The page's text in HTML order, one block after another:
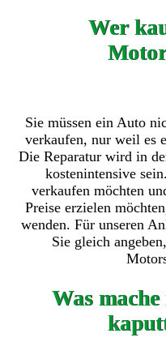
Wer
Sie müssen ein Auto
verkaufen, nur weil es
Die Reparatur wird in
kostenintensive
verkaufen möchten
Preise erzielen
wenden. Für unseren
Sie gleich
Was